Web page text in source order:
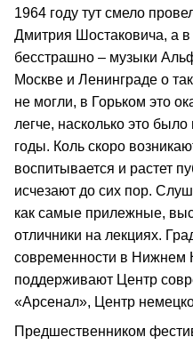
1964 году тут смело
Дмитрия Шостаковича, а
бесстрашно – музыки
Москве и Ленинграде о
не могли, в Горьком это
легче, насколько это
годы. Коль скоро
воспитывается и растет
исчезают до сих пор.
как самые прилежные,
отличники на лекциях.
современности в Нижнем
поддерживают Центр
«Арсенал», Центр
Предшественником